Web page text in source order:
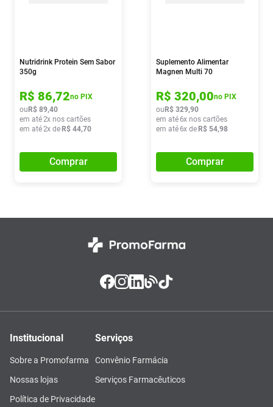
Nutridrink Protein Sem Sabor
350g
R$ 86,72no PIX
ou R$ 89,40
em até2x nos cartões
em até2x de R$ 44,70
Comprar
Suplemento Alimentar
Magnen Multi 70
R$ 320,00no PIX
ou R$ 329,90
em até6x nos cartões
em até6x de R$ 54,98
Comprar
Institucional
Sobre a Promofarma
Nossas lojas
Política de Privacidade
Serviços
Convênio Farmácia
Serviços Farmacêuticos